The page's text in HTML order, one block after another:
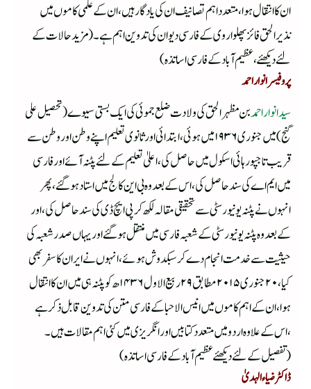
ان کا انتقال ہوا ،متعدد اہم تصانیف ان کی یادگار ہیں ،ان کے علمی کاموں میں
نذیرالحق فائز پھلواروی کے فارسی دیوان کی تدوین اہم ہے۔(مز ید حالات کے
لئے دیکھئے ،عظیم آباد کے فارسی اساتذہ)
پروفیسر انوار احمد
سید انوار احمدبن مظہرالحق کی ولادت ضلع جموئی کی ایک بستی سیوے (تحصیل علی
گنج)میں جنوری ۱۹۳۶ میں ہوئی ،ابتدائی اور ثانوی تعلیم اپنے وطن اور وطن سے
قریب تاجپور ہائی اسکول میں حاصل کی ،اعلیٰ تعلیم کے لئے پٹنہ آئے اورفارسی
میں ایم اے کی سند حاصل کی ،اس کے بعد وہ بی این کالج میں استاد ہوگئے ،پھر
انہوں نے پٹنہ یونیورسٹی سے تحقیقی مقالہ لکھ کر پی ایچ ڈی کی سند حاصل کی،اور
کے بعد وہ پٹنہ یو نیورسٹی کے شعبہ فارسی میں منتقل ہوگئےا ور یہاں صدر شعبہ کی
حیثیت سے خدمت انجام دے کر سبکدوش ہوئے ،انہوں نے ایران کا سفر بھی
کیا ،۲۰جنوری ۲۰۱۵مطابق ۲۹ ربیع الاول ۱۴۳۶ھ کوپٹنہ ہی میں ان کا انتقال
ہوا ،ان کے اہم کاموں میں انیس الاحبا کے فارسی متن کی تدوین قابل ذکر ہے
،اس کے علاوہ اردو میں متعدد کتابیں اور انگریزی میں کئی اہم مقالات ہیں۔
(تفصیل کے لئے دیکھئے عظیم آباد کے فارسی اساتذہ )
ڈاکٹر ضیاء الہدیٰ